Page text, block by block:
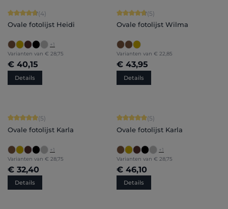
Gemiddelde waardering van 4.75 van 5 sterren
(4)
Ovale fotolijst Heidi
+1
Varianten van € 28,75
€ 40,15
Details
Gemiddelde waardering van 4.8 van
(5)
Ovale fotolijst Wilma
Varianten van € 22,85
€ 43,95
Details
Gemiddelde waardering van 5 van 5 sterren
(5)
Ovale fotolijst Karla
+1
Varianten van € 28,75
€ 32,40
Details
Gemiddelde waardering van 5 van 5
(5)
Ovale fotolijst Karla
+1
Varianten van € 28,75
€ 46,10
Details